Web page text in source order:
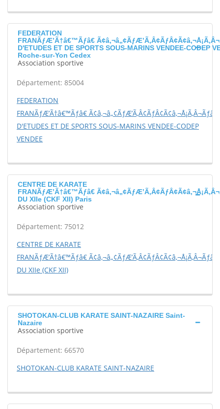
FEDERATION
FRANÃƒÆ’Ã†â€™Ãƒâ€
D'ETUDES ET DE SPORTS SOUS-MARINS VENDEE-CODEP
Roche-sur-Yon Cedex
Association sportive
Département: 85004
FEDERATION
FRANÃƒÆ’Ã†â€™Ãƒâ€
D'ETUDES ET DE SPORTS SOUS-MARINS VENDEE-CODEP
VENDEE
CENTRE DE KARATE
FRANÃƒÆ’Ã†â€™Ãƒâ€
DU XIIe (CKF XII) Paris
Association sportive
Département: 75012
CENTRE DE KARATE
FRANÃƒÆ’Ã†â€™Ãƒâ€
DU XIIe (CKF XII)
SHOTOKAN-CLUB KARATE SAINT-NAZAIRE Saint-
Nazaire
Association sportive
Département: 66570
SHOTOKAN-CLUB KARATE SAINT-NAZAIRE